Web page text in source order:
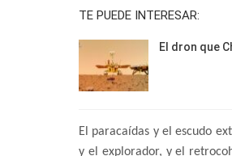
TE PUEDE INTERESAR:
El dron que
El paracaídas y el escudo
y el explorador, y el